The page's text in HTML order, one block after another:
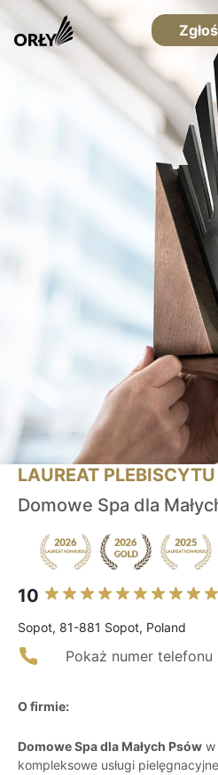
LAUREAT
Domowe Spa dla
10
Sopot, 81-881 Sopot, Poland
Pokaż numer telefonu
O firmie:
Domowe Spa dla Małych Psów w
kompleksowe usługi